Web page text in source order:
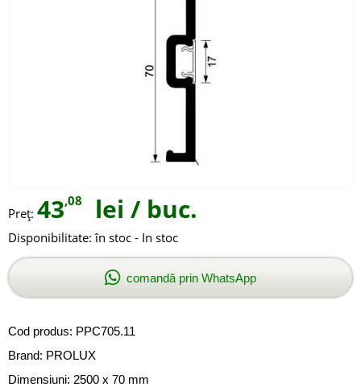
Preţ: 43,08 lei / buc.
Disponibilitate: în stoc - In stoc
comandă prin WhatsApp
Cod produs: PPC705.11
Brand: PROLUX
Dimensiuni: 2500 x 70 mm